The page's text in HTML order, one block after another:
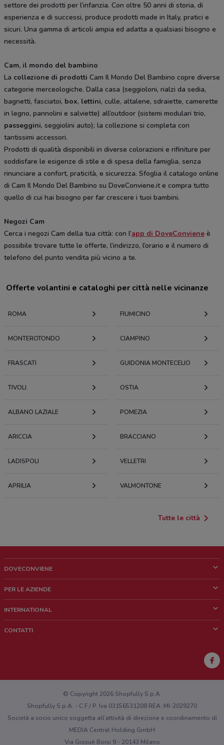
settore dei prodotti per l’infanzia. Con oltre 50 anni di storia, di
esperienza e di successi, produce prodotti made in Italy, pratici e
sicuri. Una gamma di articoli ampia ed adatta a qualsiasi bisogno e
necessità.
Cam, il mondo del bambino
La collezione di prodotti Cam Il Mondo Del Bambino copre diverse
categorie merceologiche. Dalla casa (seggioloni, rialzi da sedia,
bagnetti, fasciatoi, box, lettini, culle, altalene, sdraiette, camerette
in legno, pannolini e salviette) all’outdoor (sistemi modulari trio,
passeggini, seggiolini auto); la collezione si completa con
tantissimi accessori.
Prodotti di qualità disponibili in diverse colorazioni e rifiniture per
soddisfare le esigenze di stile e di spesa della famiglia, senza
rinunciare a confort, praticità, e sicurezza. Sfoglia il catalogo online
di Cam Il Mondo Del Bambino su DoveConviene.it e compra tutto
quello di cui hai bisogno per far crescere i tuoi bambini.
Negozi Cam
Cerca i negozi Cam della tua città: con l’app di DoveConviene è
possibile trovare tutte le offerte, l’indirizzo, l’orario e il numero di
telefono del punto vendita più vicino a te.
Offerte volantini e cataloghi per città nelle vicinanze
ROMA FIUMICINO
MONTEROTONDO CIAMPINO
FRASCATI GUIDONIA MONTECELIO
TIVOLI OSTIA
ALBANO LAZIALE POMEZIA
ARICCIA BRACCIANO
LADISPOLI VELLETRI
APRILIA VALMONTONE
Tutte le città
DOVECONVIENE
Chi siamo
Lavora con noi
PER LE AZIENDE
Richieste commerciali e marketing
INTERNATIONAL
CONTATTI
Hai un malfunzionamento sul web o sull'app?
© Copyright 2026 Shopfully S.p.A.
Shopfully S.p.A. - C.F / P. Iva 03156531208 REA: MI-2029270
Società a socio unico soggetta all’attività di direzione e coordinamento di
MEDIA Central Holding GmbH
Via Giosuè Borsi 9 - 20143 Milano